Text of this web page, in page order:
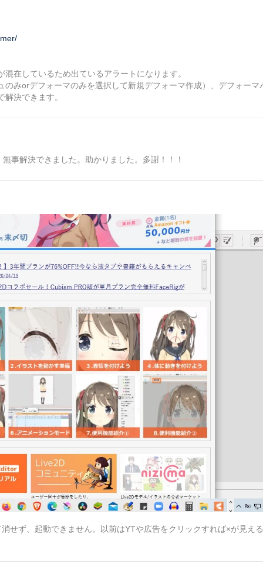
在しているため出ているアラートになります。
みorデフォーマのみを選択して新規デフォーマ作成）、デフォーマ
決できます。
事解決できました。助かりました。多謝！！！
せず、起動できません。以前はYTや広告をクリックすれば×が見え